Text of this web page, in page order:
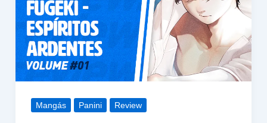
Mangás Panini Review